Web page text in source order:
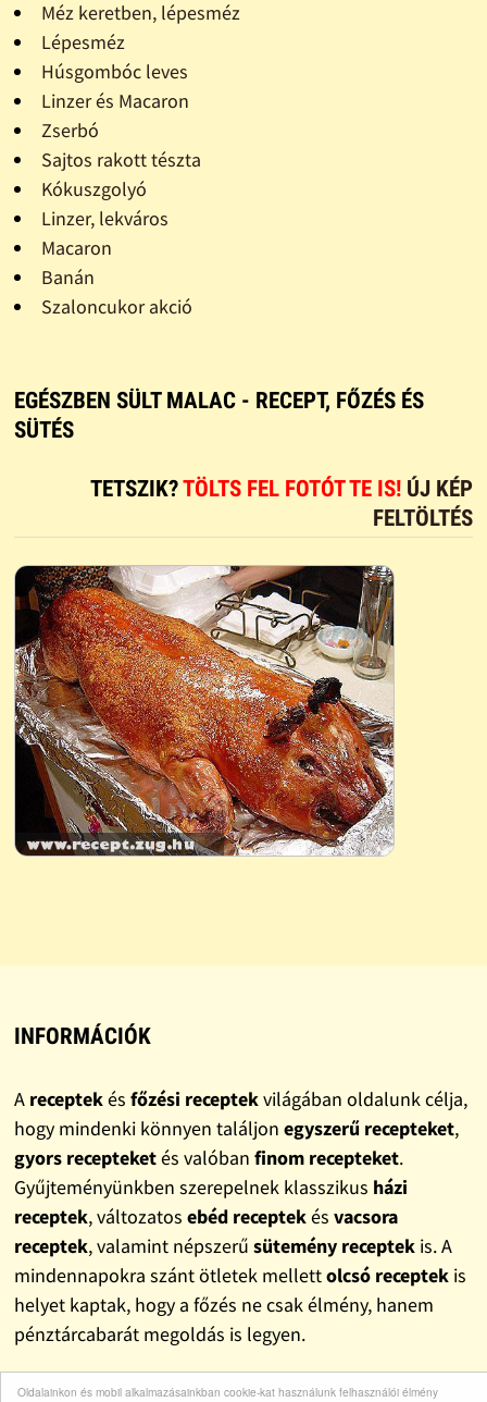
Oldalainkon és mobil alkalmazásainkban cookie-kat használunk felhasználói élmény
Méz keretben, lépesméz
Lépesméz
Húsgombóc leves
Linzer és Macaron
Zserbó
Sajtos rakott tészta
Kókuszgolyó
Linzer, lekváros
Macaron
Banán
Szaloncukor akció
EGÉSZBEN SÜLT MALAC - RECEPT, FŐZÉS ÉS
SÜTÉS
TETSZIK?TÖLTS FEL FOTÓT TE IS! ÚJ KÉP
FELTÖLTÉS
INFORMÁCIÓK
A receptekés főzési receptekvilágában oldalunk célja,
hogy mindenki könnyen találjon egyszerű recepteket,
gyors recepteketés valóban finom recepteket.
Gyűjteményünkben szerepelnek klasszikus házi
receptek, változatos ebéd receptekés vacsora
receptek, valamint népszerű sütemény receptekis. A
mindennapokra szánt ötletek mellettolcsó receptekis
helyet kaptak, hogy a főzés ne csak élmény, hanem
pénztárcabarát megoldás is legyen.